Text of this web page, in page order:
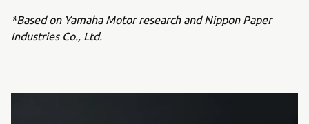
*Based on Yamaha Motor research and Nippon Paper
Industries Co., Ltd.